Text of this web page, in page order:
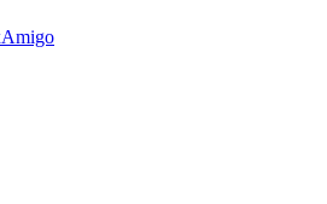
Amigo